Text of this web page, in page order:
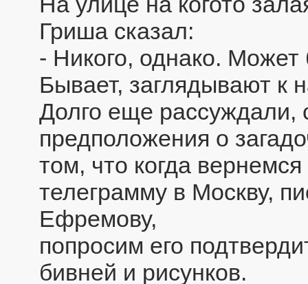
Гриша сказал:
- Никого, однако. Может
Бывает, заглядывают к
Долго еще рассуждали,
предположения о
том, что когда
телеграмму в Москву,
Ефремову,
попросим его
бивней и рисунков.